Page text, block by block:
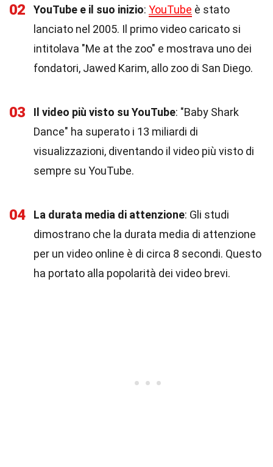
02 YouTube e il suo inizio: YouTube è stato
lanciato nel 2005. Il primo video caricato si
intitolava "Me at the zoo" e mostrava uno dei
fondatori, Jawed Karim, allo zoo di San Diego.
03 Il video più visto su YouTube: "Baby Shark
Dance" ha superato i 13 miliardi di
visualizzazioni, diventando il video più visto di
sempre su YouTube.
04 La durata media di attenzione: Gli studi
dimostrano che la durata media di attenzione
per un video online è di circa 8 secondi. Questo
ha portato alla popolarità dei video brevi.